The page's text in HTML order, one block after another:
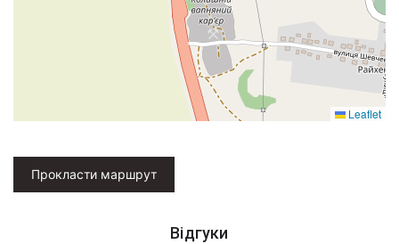
Leaflet
Прокласти маршрут
Відгуки